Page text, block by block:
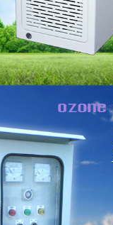
เครื่องผลิตโอโซน (น้ำ-อากาศ)
ขนาด 10 กรัม/ชม.(300 ครม.)